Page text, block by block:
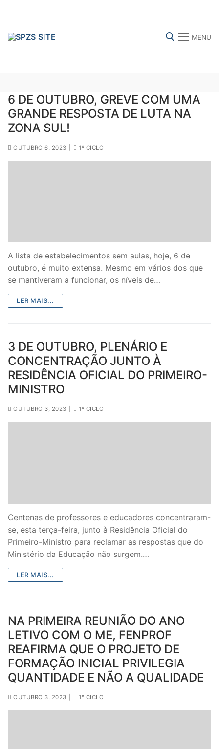
MENU
FENPROF CGTP-IN FRENTE COMUM
Sectores
PRÉ-ESCOLAR
1º CICLO
EDUCAÇÃO ESPECIAL
PARTICULAR / IPSS / MISERICÓRDIAS
PROFESSORES CONTRATADOS
Contactos
6 DE OUTUBRO, GREVE COM UMA
GRANDE RESPOSTA DE LUTA NA
ZONA SUL!
OUTUBRO 6, 2023 1º CICLO
A lista de estabelecimentos sem aulas, hoje, 6 de
outubro, é muito extensa. Mesmo em vários dos que
se mantiveram a funcionar, os níveis de…
LER MAIS...
3 DE OUTUBRO, PLENÁRIO E
CONCENTRAÇÃO JUNTO À
RESIDÊNCIA OFICIAL DO PRIMEIRO-
MINISTRO
OUTUBRO 3, 2023 1º CICLO
Centenas de professores e educadores concentraram-
se, esta terça-feira, junto à Residência Oficial do
Primeiro-Ministro para reclamar as respostas que do
Ministério da Educação não surgem.…
LER MAIS...
NA PRIMEIRA REUNIÃO DO ANO
LETIVO COM O ME, FENPROF
REAFIRMA QUE O PROJETO DE
FORMAÇÃO INICIAL PRIVILEGIA
QUANTIDADE E NÃO A QUALIDADE
OUTUBRO 3, 2023 1º CICLO